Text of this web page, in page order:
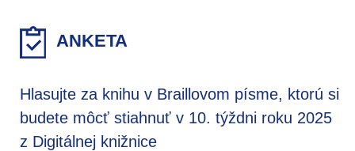
ANKETA
Hlasujte za knihu v Braillovom písme, ktorú si
budete môcť stiahnuť v 10. týždni roku 2025
z Digitálnej knižnice